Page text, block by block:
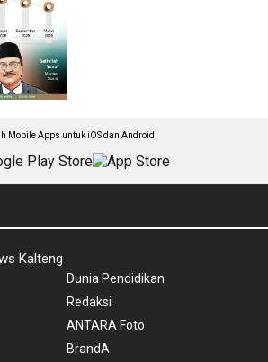
Mobile Apps untuk iOS dan Android
Kalteng
Dunia Pendidikan
Redaksi
ANTARA Foto
BrandA